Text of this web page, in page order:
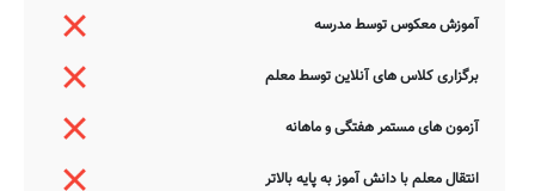
آموزش معکوس توسط مدرسه
برگزاری کلاس های آنلاین توسط معلم
آزمون های مستمر هفتگی و ماهانه
انتقال معلم با دانش آموز به پایه بالاتر